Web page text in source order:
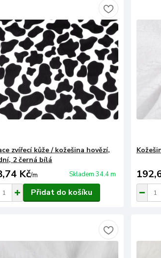
zvířecí kůže / kožešina hovězí,
2 černá bílá
Kč/m Skladem 34.4 m
Přidat do košíku